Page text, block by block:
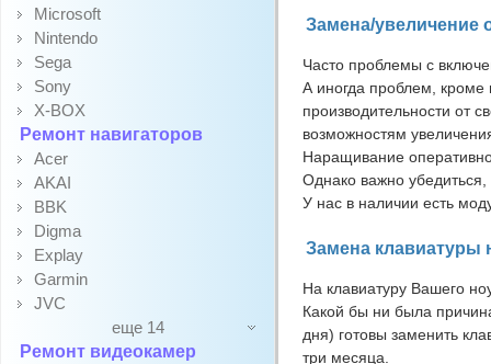
Microsoft
Nintendo
Sega
Sony
X-BOX
Ремонт навигаторов
Acer
AKAI
BBK
Digma
Explay
Garmin
JVC
еще 14
Ремонт видеокамер
Замена/увеличение
Часто проблемы с
А иногда проблем, кроме
производительности от
возможностям
Наращивание
Однако важно
У нас в наличии есть
Замена клавиатуры
На клавиатуру Вашего
Какой бы ни была
дня) готовы заменить
три месяца.